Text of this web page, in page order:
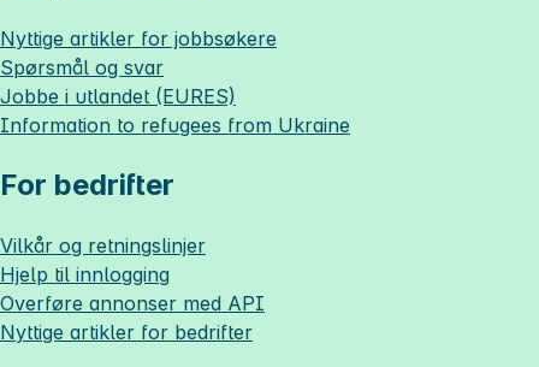
Nyttige artikler for jobbsøkere
Spørsmål og svar
Jobbe i utlandet (EURES)
Information to refugees from Ukraine
For bedrifter
Vilkår og retningslinjer
Hjelp til innlogging
Overføre annonser med API
Nyttige artikler for bedrifter